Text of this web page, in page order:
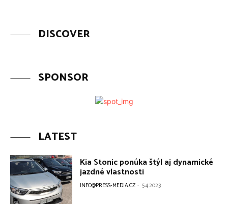
DISCOVER
SPONSOR
LATEST
Kia Stonic ponúka štýl aj dynamické
jazdné vlastnosti
INFO@PRESS-MEDIA.CZ - 5.4.2023